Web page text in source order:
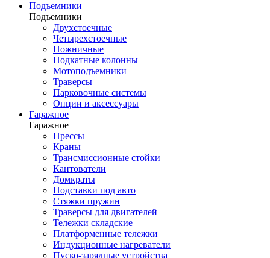
Подъемники
Подъемники
Двухстоечные
Четырехстоечные
Ножничные
Подкатные колонны
Мотоподъемники
Траверсы
Парковочные системы
Опции и аксессуары
Гаражное
Гаражное
Прессы
Краны
Трансмиссионные стойки
Кантователи
Домкраты
Подставки под авто
Стяжки пружин
Траверсы для двигателей
Тележки складские
Платформенные тележки
Индукционные нагреватели
Пуско-зарядные устройства